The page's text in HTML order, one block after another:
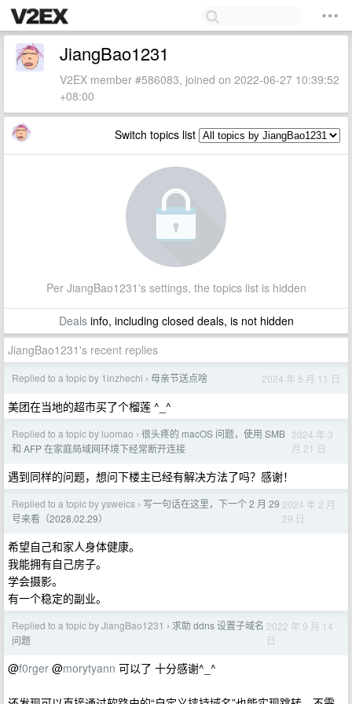
JiangBao1231
V2EX member #586083, joined on 2022-06-27 10:39:52
+08:00
Switch topics list
Per JiangBao1231's settings, the topics list is hidden
Dealsinfo, including closed deals, is not hidden
JiangBao1231's recent replies
Replied to a topic by 1inzhechi › 母亲节送点啥 2024 年 5 月 11 日
美团在当地的超市买了个榴莲 ^_^
Replied to a topic by luomao › 很头疼的 macOS 问题，使用 SMB
和 AFP 在家庭局域网环境下经常断开连接
2024 年 3
月 21 日
遇到同样的问题，想问下楼主已经有解决方法了吗？感谢！
Replied to a topic by ysweics › 写一句话在这里，下一个 2 月 29
号来看（2028.02.29）
2024 年 2 月
29 日
希望自己和家人身体健康。
我能拥有自己房子。
学会摄影。
有一个稳定的副业。
Replied to a topic by JiangBao1231 › 求助 ddns 设置子域名
问题
2022 年 9 月 14
日
@f0rger @morytyann 可以了 十分感谢^_^